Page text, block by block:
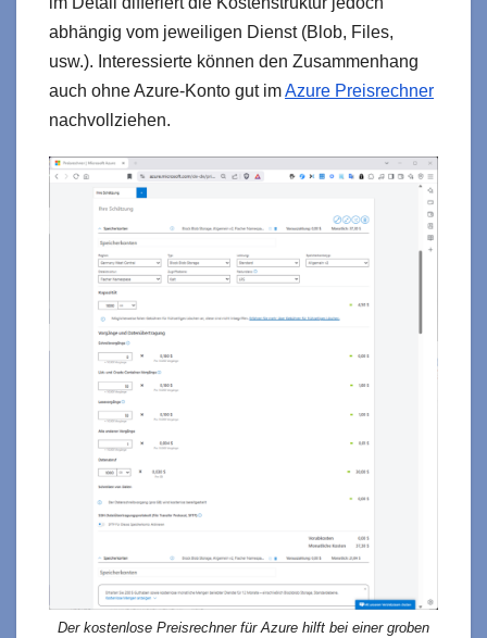
abhängig vom jeweiligen Dienst (Blob, Files,
usw.). Interessierte können den Zusammenhang
auch ohne Azure-Konto gut imAzure Preisrechner
nachvollziehen.
Der kostenlose Preisrechner für Azure hilft bei einer groben